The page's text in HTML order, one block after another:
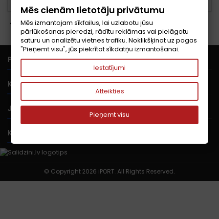
 Atpakaļ uz autorizāciju
PRECES 
KOMPĀNIJA 
JŪSU KONTS 
KONTAKTI
© Copyright 2026 iPORT. All Rights Reserved.
Mēs cienām lietotāju privātumu
Mēs izmantojam sīkfailus, lai uzlabotu jūsu
pārlūkošanas pieredzi, rādītu reklāmas vai pielāgotu
saturu un analizētu vietnes trafiku. Noklikšķinot uz pogas
"Pieņemt visu", jūs piekrītat sīkdatņu izmantošanai.
Iestatījumi
Atteikties
Pieņemt visu